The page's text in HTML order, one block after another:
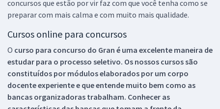
concursos que estão por vir faz com que você tenha como se
preparar com mais calma e com muito mais qualidade.
Cursos online para concursos
O curso para concurso do Gran é uma excelente maneira de
estudar para o processo seletivo. Os nossos cursos são
constituídos por módulos elaborados por um corpo
docente experiente e que entende muito bem como as
bancas organizadoras trabalham. Conhecer as